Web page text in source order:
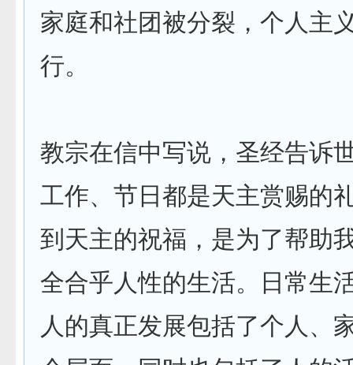
家庭和社团被分裂，个人主
行。
教宗在信中写说，圣经告诉
工作、节日都是天主赏赐的
到天主的祝福，是为了帮助
全合乎人性的生活。日常生
人的真正发展包括了个人、